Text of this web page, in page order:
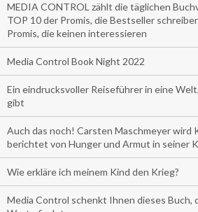
MEDIA CONTROL zählt die täglichen
TOP 10 der Promis, die Bestseller
Promis, die keinen interessieren
Media Control Book Night 2022
Ein eindrucksvoller Reiseführer in eine
gibt
Auch das noch! Carsten Maschmeyer wird
berichtet von Hunger und Armut in seiner
Wie erkläre ich meinem Kind den Krieg?
Media Control schenkt Ihnen dieses Buch,